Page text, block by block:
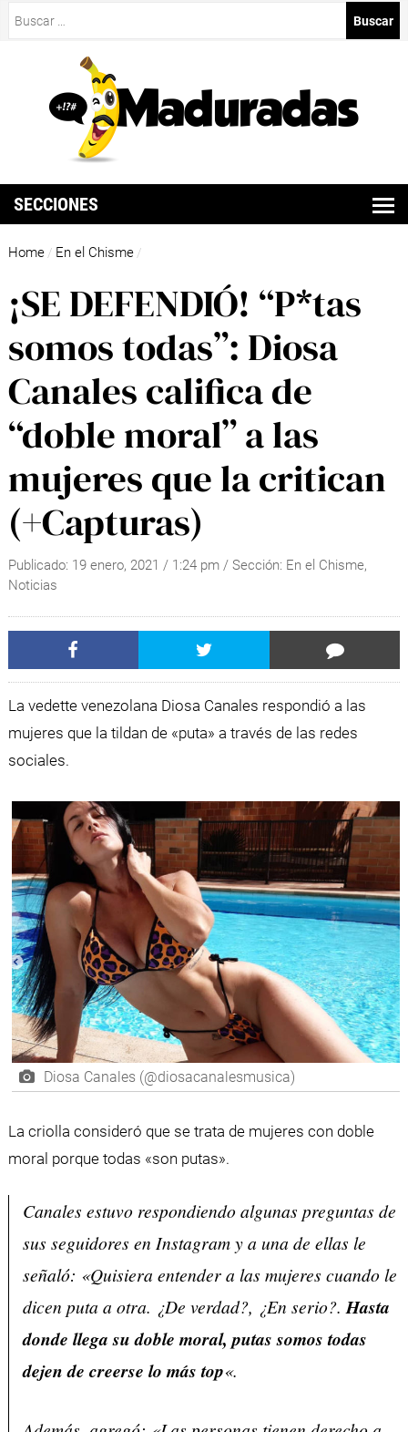
SECCIONES
Home / En el Chisme /
¡SE DEFENDIÓ! “P*tas
somos todas”: Diosa
Canales califica de
“doble moral” a las
mujeres que la critican
(+Capturas)
Publicado: 19 enero, 2021 / 1:24 pm / Sección: En el Chisme,
Noticias
La vedette venezolana Diosa Canales respondió a las
mujeres que la tildan de «puta» a través de las redes
sociales.
Diosa Canales (@diosacanalesmusica)
La criolla consideró que se trata de mujeres con doble
moral porque todas «son putas».
Canales estuvo respondiendo algunas preguntas de
sus seguidores en Instagram y a una de ellas le
señaló: «Quisiera entender a las mujeres cuando le
dicen puta a otra. ¿De verdad?, ¿En serio?.Hasta
donde llega su doble moral, putas somos todas
dejen de creerse lo más top«.